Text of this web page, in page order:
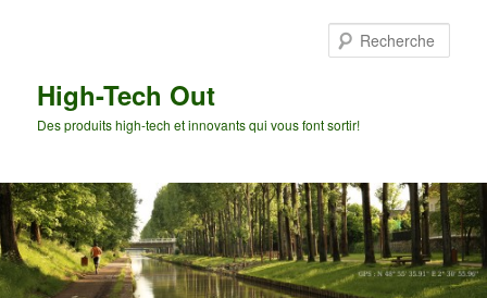
High-Tech Out
Des produits high-tech et innovants qui vous font sortir!